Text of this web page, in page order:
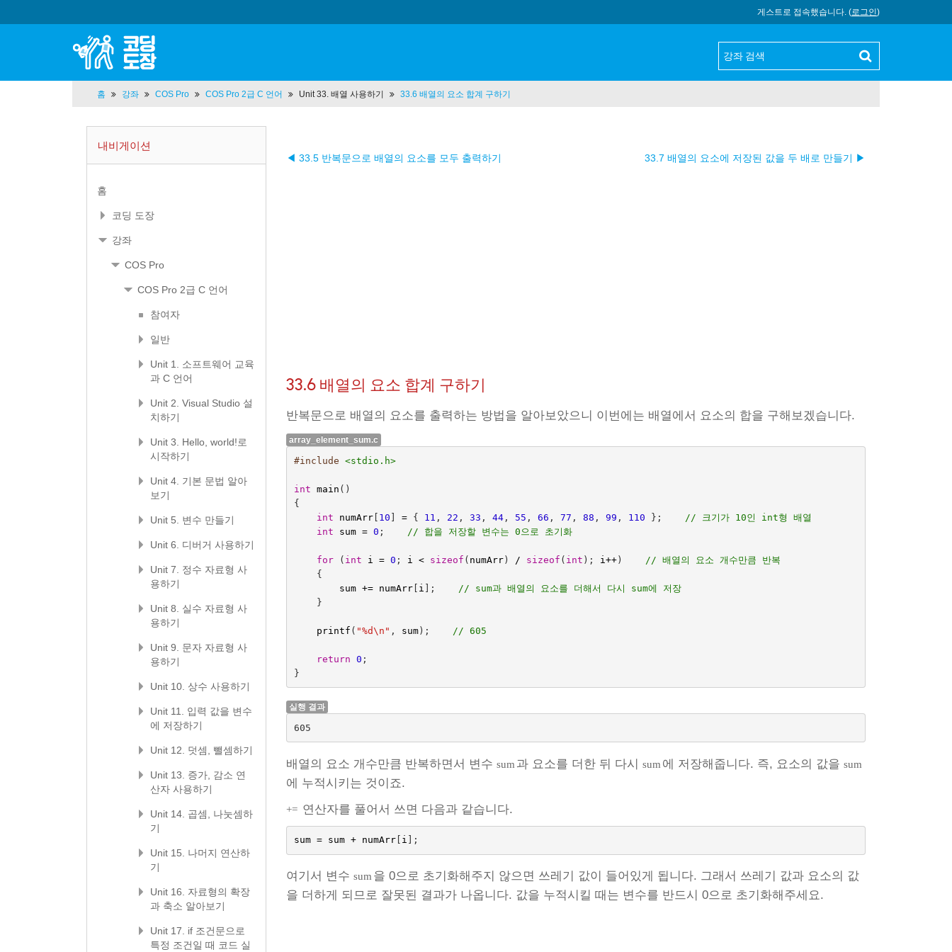
게스트로 접속했습니다. (로그인)
홈 강좌 COS Pro COS Pro 2급 C 언어 Unit 33. 배열 사용하기 33.6 배열의 요소 합계 구하기
◀ 33.5 반복문으로 배열의 요소를 모두 출력하기 33.7 배열의 요소에 저장된 값을 두 배로 만들기 ▶︎
33.6 배열의 요소 합계 구하기
반복문으로 배열의 요소를 출력하는 방법을 알아보았으니 이번에는 배열에서 요소의 합을 구해보겠습니다.
array_element_sum.c
#include <stdio.h>
int main ()
{
int
numArr[ 10 ] = { 11 , 22 , 33 , 44, 55 , 66 , 77 , 88 , 99 , 110 };
// 크기가 10인 int형 배열
int
sum = 0 ; // 합을 저장할 변수는 0으로 초기화
for ( int i = 0 ; i < sizeof ( numArr) / sizeof ( int ); i ++)
// 배열의 요소 개수만큼 반복
{
sum += numArr[ i ];
// sum과 배열의 요소를 더해서 다시 sum에 저장
}
printf ( "%d\n " , sum);
return 0 ;
}
실행 결과
605
배열의 요소 개수만큼 반복하면서 변수sum 과 요소를 더한 뒤 다시sum 에 저장해줍니다. 즉, 요소의 값을sum
에 누적시키는 것이죠.
+= 연산자를 풀어서 쓰면 다음과 같습니다.
sum = sum + numArr[ i ];
여기서 변수sum 을 0으로 초기화해주지 않으면 쓰레기 값이 들어있게 됩니다. 그래서 쓰레기 값과 요소의 값
을 더하게 되므로 잘못된 결과가 나옵니다. 값을 누적시킬 때는 변수를 반드시 0으로 초기화해주세요.
내비게이션
홈
코딩 도장
강좌
COS Pro
COS Pro 2급 C 언어
참여자
일반
Unit 1. 소프트웨어 교육
과 C 언어
Unit 2. Visual Studio 설
치하기
Unit 3. Hello, world!로
시작하기
Unit 4. 기본 문법 알아
보기
Unit 5. 변수 만들기
Unit 6. 디버거 사용하기
Unit 7. 정수 자료형 사
용하기
Unit 8. 실수 자료형 사
용하기
Unit 9. 문자 자료형 사
용하기
Unit 10. 상수 사용하기
Unit 11. 입력 값을 변수
에 저장하기
Unit 12. 덧셈, 뺄셈하기
Unit 13. 증가, 감소 연
산자 사용하기
Unit 14. 곱셈, 나눗셈하
기
Unit 15. 나머지 연산하
기
Unit 16. 자료형의 확장
과 축소 알아보기
Unit 17. if 조건문으로
특정 조건일 때 코드 실